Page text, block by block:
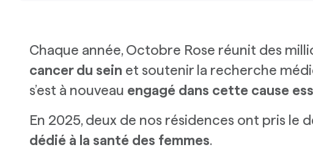
Chaque année, Octobre Rose réunit des
cancer du sein et soutenir la recherche
s’est à nouveau engagé dans cette cause
En 2025, deux de nos résidences ont pris le
dédié à la santé des femmes.